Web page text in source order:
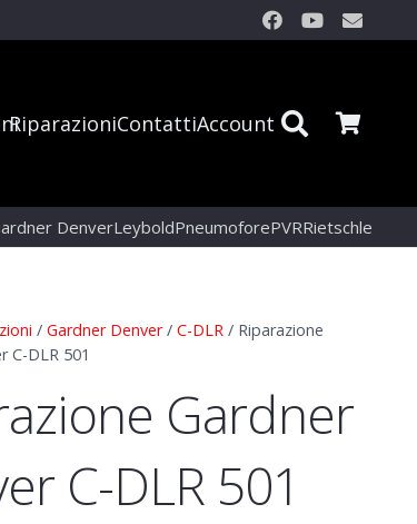
RiparazioniContattiAccount
DenverLeyboldPneumoforePVRRietschle
/Gardner Denver/C-DLR / Riparazione
C-DLR 501
Gardner
C-DLR 501